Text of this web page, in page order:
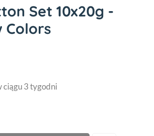
Set 10x20g -
Colors
ciągu 3 tygodni